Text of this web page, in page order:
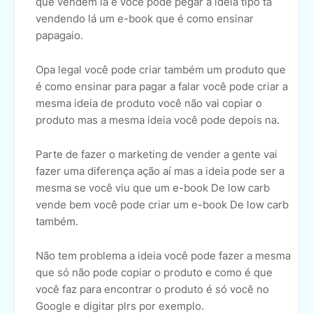
vendendo lá um e-book que é como ensinar
papagaio.
Opa legal você pode criar também um produto que
é como ensinar para pagar a falar você pode criar a
mesma ideia de produto você não vai copiar o
produto mas a mesma ideia você pode depois na.
Parte de fazer o marketing de vender a gente vai
fazer uma diferença ação aí mas a ideia pode ser a
mesma se você viu que um e-book De low carb
vende bem você pode criar um e-book De low carb
também.
Não tem problema a ideia você pode fazer a mesma
que só não pode copiar o produto e como é que
você faz para encontrar o produto é só você no
Google e digitar plrs por exemplo.